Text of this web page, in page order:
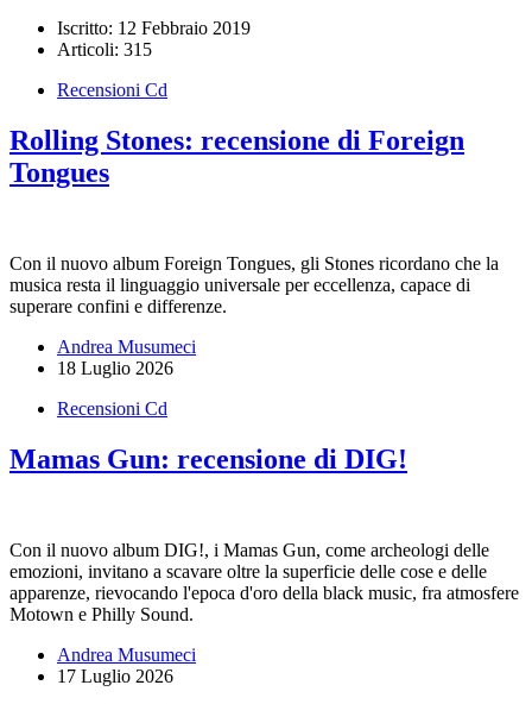
Iscritto: 12 Febbraio 2019
Articoli: 315
Recensioni Cd
Rolling Stones: recensione di Foreign
Tongues
Con il nuovo album Foreign Tongues, gli Stones ricordano che la
musica resta il linguaggio universale per eccellenza, capace di
superare confini e differenze.
Andrea Musumeci
18 Luglio 2026
Recensioni Cd
Mamas Gun: recensione di DIG!
Con il nuovo album DIG!, i Mamas Gun, come archeologi delle
emozioni, invitano a scavare oltre la superficie delle cose e delle
apparenze, rievocando l'epoca d'oro della black music, fra atmosfere
Motown e Philly Sound.
Andrea Musumeci
17 Luglio 2026